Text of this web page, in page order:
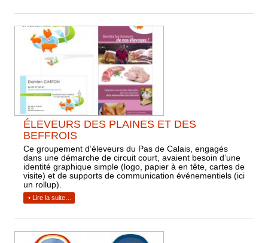
ÉLEVEURS DES PLAINES ET DES
BEFFROIS
Ce groupement d’éleveurs du Pas de Calais, engagés
dans une démarche de circuit court, avaient besoin d’une
identité graphique simple (logo, papier à en tête, cartes de
visite) et de supports de communication événementiels (ici
un rollup).
Lire la suite…